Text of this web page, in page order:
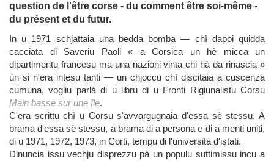
question de l'être corse - du comment être soi-même -
du présent et du futur.
In u 1971 schjattaia una bedda bomba — chì dapoi quidda
cacciata di Saveriu Paoli « a Corsica un hè micca un
dipartimentu francesu ma una nazioni vinta chi hà da rinascia »
ùn si n'era intesu tanti — un chjoccu chì discitaia a cuscenza
cumuna, vogliu parlà di u libru di u Fronti Rigiunalistu Corsu
Main basse sur une île.
C'era scrittu chì u Corsu s'avvargugnaia d'essa sè stessu. A
brama d'essa sè stessu, a brama di a persona e di a menti uniti,
di u 1971, 1972, 1973, in Corti, tempu di l'università d'istati.
Dinuncia issu vechju disprezzu pà un populu suttimissu incu a